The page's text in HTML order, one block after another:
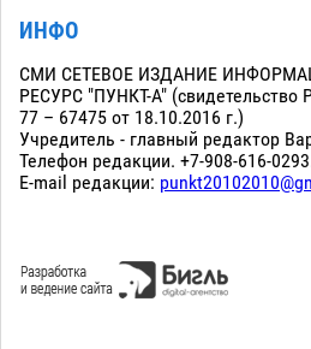
ИНФО
СМИ СЕТЕВОЕ ИЗДАНИЕ
РЕСУРС "ПУНКТ-А"
77 – 67475 от 18.10.2016 г.)
Учредитель - главный редактор
Телефон редакции. +7-908-616-
E-mail редакции: